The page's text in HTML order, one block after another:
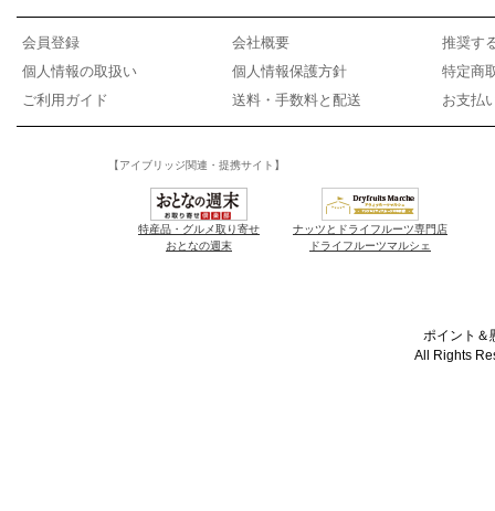
会員登録 会社概要
推奨す
個人情報の取扱い
個人情報保護方針
特定商
ご利用ガイド
送料・手数料と配送 お支払
【アイブリッジ関連・提携サイト】
特産品・グルメ取り寄せ
おとなの週末
ナッツとドライフルーツ専門店
ドライフルーツマルシェ
ポイント＆
All Rights